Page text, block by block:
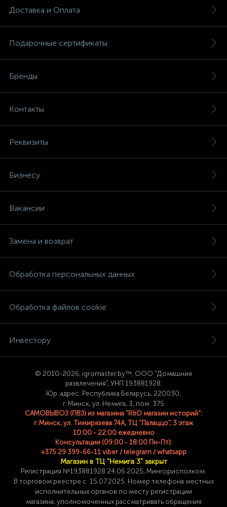
Доставка и Оплата
Подарочные сертификаты
Бренды
Контакты
Реквизиты
Бизнесу
Вакансии
Замена и возврат
Обработка персональных данных
Обработка файлов cookie
Инвестору
© 2010-2026, igromaster.by™, ООО "Домашние
развлечения", УНП 193881928.
Юр. адрес: Республика Беларусь, 220030,
г. Минск, ул. Немига, 3, пом. 375
САМОВЫВОЗ (ПВЗ) из магазина "R&D магазин историй":
г. Минск, ул. Тимирязева 74A, ТЦ "Палаццо", 3 этаж
10:00 - 22:00 ежедневно
Консультации (09:00 - 18:00 Пн-Пт):
+375 29 399-66-11 viber / telegram / whatsapp
Магазин в ТЦ "Немига 3" закрыт
Регистрация №193881928 24 .06.2025, Мингорисполком.
В торговом реестре с 15.07.2025. Номер телефона местных
исполнительных органов по месту регистрации
магазина,уполномоченных рассматривать обращения